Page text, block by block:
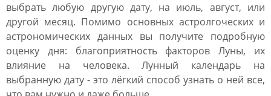
выбрать любую другую дату, на июль, август, или
другой месяц. Помимо основных астролгоческих и
астрономических данных вы получите подробную
оценку дня: благоприятность факторов Луны, их
влияние на человека. Лунный календарь на
выбранную дату - это лёгкий способ узнать о ней все,